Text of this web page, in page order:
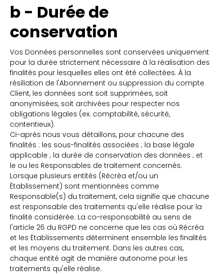
b - Durée de
conservation
Vos Données personnelles sont conservées uniquement
pour la durée strictement nécessaire à la réalisation des
finalités pour lesquelles elles ont été collectées. À la
résiliation de l'Abonnement ou suppression du compte
Client, les données sont soit supprimées, soit
anonymisées, soit archivées pour respecter nos
obligations légales (ex. comptabilité, sécurité,
contentieux).
Ci-après nous vous détaillons, pour chacune des
finalités : les sous-finalités associées ; la base légale
applicable ; la durée de conservation des données ; et
le ou les Responsables de traitement concernés.
Lorsque plusieurs entités (Récréa et/ou un
Établissement) sont mentionnées comme
Responsable(s) du traitement, cela signifie que chacune
est responsable des traitements qu'elle réalise pour la
finalité considérée. La co-responsabilité au sens de
l'article 26 du RGPD ne concerne que les cas où Récréa
et les Établissements déterminent ensemble les finalités
et les moyens du traitement. Dans les autres cas,
chaque entité agit de manière autonome pour les
traitements qu'elle réalise.